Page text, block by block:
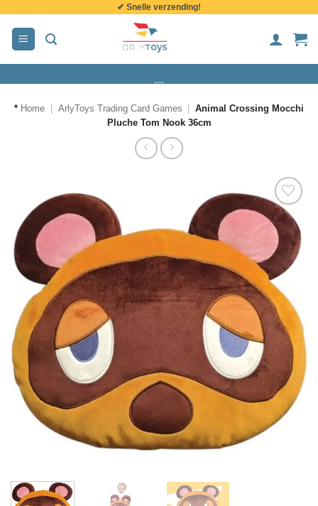
inhoud
✔ Snelle verzending!
* Home ArlyToys Trading Card Games
Animal Crossing Mocchi
Pluche Tom Nook 36cm